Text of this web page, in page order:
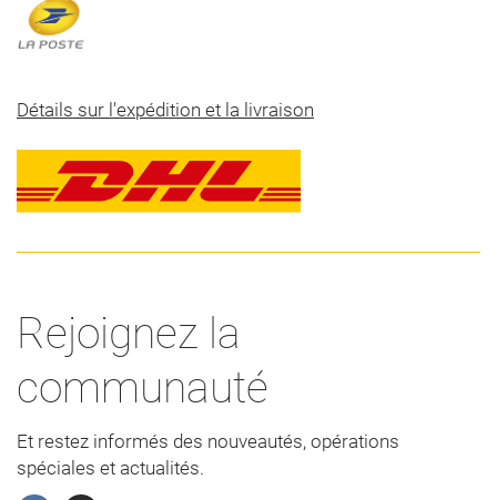
Détails sur l'expédition et la livraison
Rejoignez la
communauté
Et restez informés des nouveautés, opérations
spéciales et actualités.